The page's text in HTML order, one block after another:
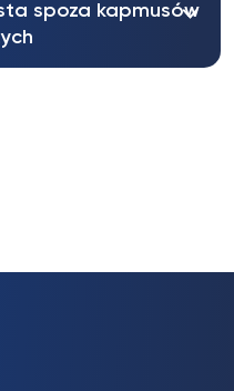
spoza kapmusów